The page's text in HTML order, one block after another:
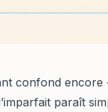
confond encore
paraît